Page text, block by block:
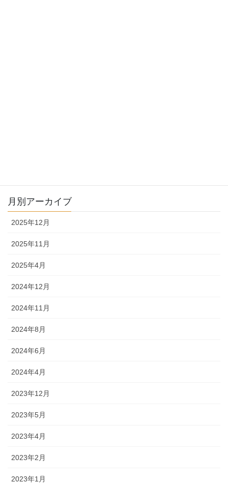
月別アーカイブ
2025年12月
2025年11月
2025年4月
2024年12月
2024年11月
2024年8月
2024年6月
2024年4月
2023年12月
2023年5月
2023年4月
2023年2月
2023年1月